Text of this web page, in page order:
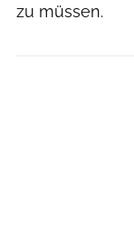
zu müssen.